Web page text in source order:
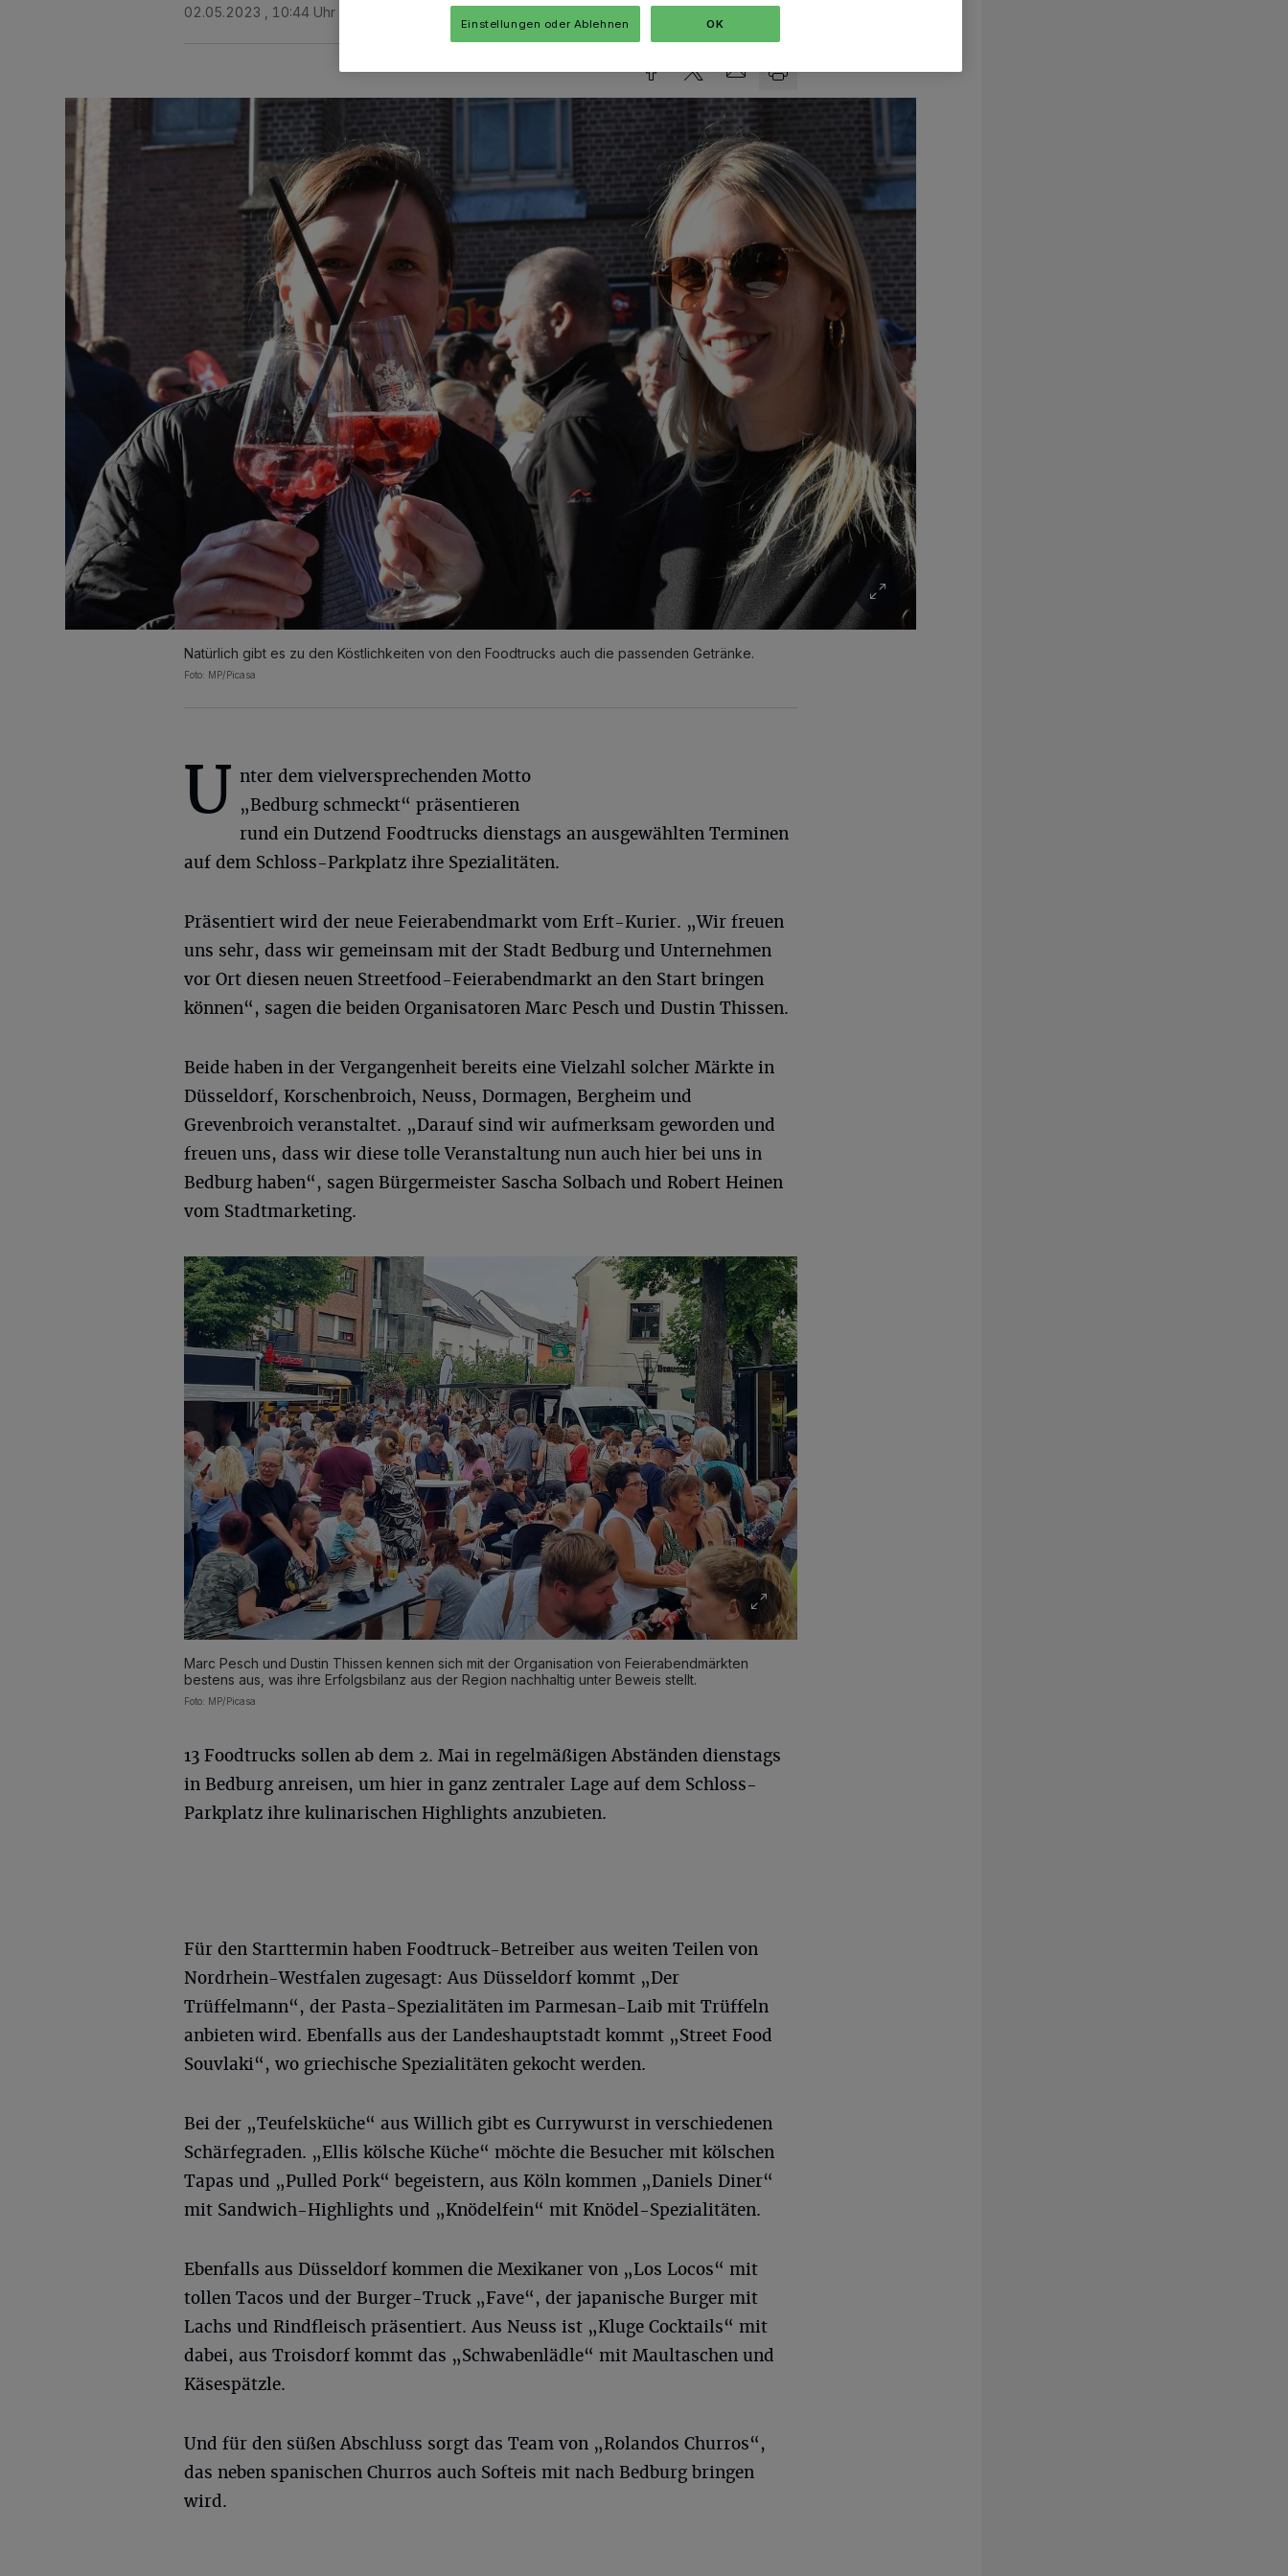
02.05.2023 , 10:44 Uhr 2 Minuten Lesezeit
Natürlich gibt es zu den Köstlichkeiten von den Foodtrucks auch die passenden Getränke.
Foto: MP/Picasa
U nter dem vielversprechenden Motto
„Bedburg schmeckt“ präsentieren
rund ein Dutzend Foodtrucks dienstags an ausgewählten Terminen
auf dem Schloss-Parkplatz ihre Spezialitäten.
Präsentiert wird der neue Feierabendmarkt vom Erft-Kurier. „Wir freuen
uns sehr, dass wir gemeinsam mit der Stadt Bedburg und Unternehmen
vor Ort diesen neuen Streetfood-Feierabendmarkt an den Start bringen
können“, sagen die beiden Organisatoren Marc Pesch und Dustin Thissen.
Beide haben in der Vergangenheit bereits eine Vielzahl solcher Märkte in
Düsseldorf, Korschenbroich, Neuss, Dormagen, Bergheim und
Grevenbroich veranstaltet. „Darauf sind wir aufmerksam geworden und
freuen uns, dass wir diese tolle Veranstaltung nun auch hier bei uns in
Bedburg haben“, sagen Bürgermeister Sascha Solbach und Robert Heinen
vom Stadtmarketing.
Marc Pesch und Dustin Thissen kennen sich mit der Organisation von Feierabendmärkten
bestens aus, was ihre Erfolgsbilanz aus der Region nachhaltig unter Beweis stellt.
Foto: MP/Picasa
13 Foodtrucks sollen ab dem 2. Mai in regelmäßigen Abständen dienstags
in Bedburg anreisen, um hier in ganz zentraler Lage auf dem Schloss-
Parkplatz ihre kulinarischen Highlights anzubieten.
Für den Starttermin haben Foodtruck-Betreiber aus weiten Teilen von
Nordrhein-Westfalen zugesagt: Aus Düsseldorf kommt „Der
Trüffelmann“, der Pasta-Spezialitäten im Parmesan-Laib mit Trüffeln
anbieten wird. Ebenfalls aus der Landeshauptstadt kommt „Street Food
Souvlaki“, wo griechische Spezialitäten gekocht werden.
Bei der „Teufelsküche“ aus Willich gibt es Currywurst in verschiedenen
Schärfegraden. „Ellis kölsche Küche“ möchte die Besucher mit kölschen
Tapas und „Pulled Pork“ begeistern, aus Köln kommen „Daniels Diner“
mit Sandwich-Highlights und „Knödelfein“ mit Knödel-Spezialitäten.
Ebenfalls aus Düsseldorf kommen die Mexikaner von „Los Locos“ mit
tollen Tacos und der Burger-Truck „Fave“, der japanische Burger mit
Lachs und Rindfleisch präsentiert. Aus Neuss ist „Kluge Cocktails“ mit
dabei, aus Troisdorf kommt das „Schwabenlädle“ mit Maultaschen und
Käsespätzle.
Und für den süßen Abschluss sorgt das Team von „Rolandos Churros“,
das neben spanischen Churros auch Softeis mit nach Bedburg bringen
wird.
Einstellungen oder Ablehnen OK